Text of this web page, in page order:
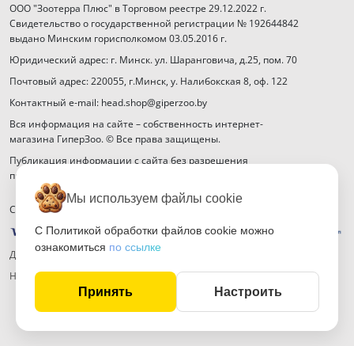
ООО "Зоотерра Плюс" в Торговом реестре 29.12.2022 г.
Свидетельство о государственной регистрации № 192644842
выдано Минским горисполкомом 03.05.2016 г.
Юридический адрес: г. Минск. ул. Шаранговича, д.25, пом. 70
Почтовый адрес: 220055, г.Минск, у. Налибокская 8, оф. 122
Контактный e-mail: head.shop@giperzoo.by
Вся информация на сайте – собственность интернет-
магазина ГиперЗоо. © Все права защищены.
Публикация информации с сайта без разрешения
правообладателя запрещена.
Способы оплаты
Договор публичной оферты
Настройка файлов cookie
Мы используем файлы cookie
С Политикой обработки файлов cookie можно
ознакомиться по ссылке
Принять Настроить